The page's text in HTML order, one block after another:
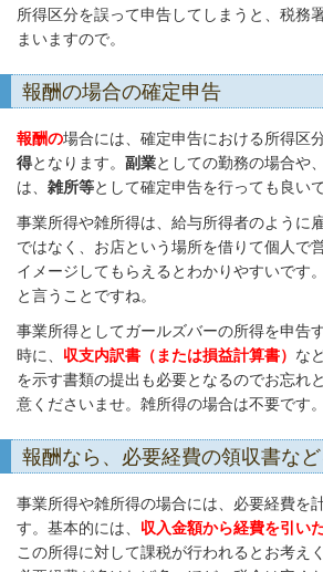
所得区分を誤って申告してしまうと、税務
まいますので。
報酬の場合の確定申告
報酬の場合には、確定申告における所得区
得となります。 副業としての勤務の場合や
は、 雑所等として確定申告を行っても良い
事業所得や雑所得は、給与所得者のように
ではなく、お店という場所を借りて個人で
イメージしてもらえるとわかりやすいです
と言うことですね。
事業所得としてガールズバーの所得を申告
時に、 収支内訳書（または損益計算書） な
を示す書類の提出も必要となるのでお忘れ
意くださいませ。雑所得の場合は不要です。
報酬なら、必要経費の領収書な
事業所得や雑所得の場合には、必要経費を
す。基本的には、 収入金額から経費を引い
この所得に対して課税が行われるとお考え